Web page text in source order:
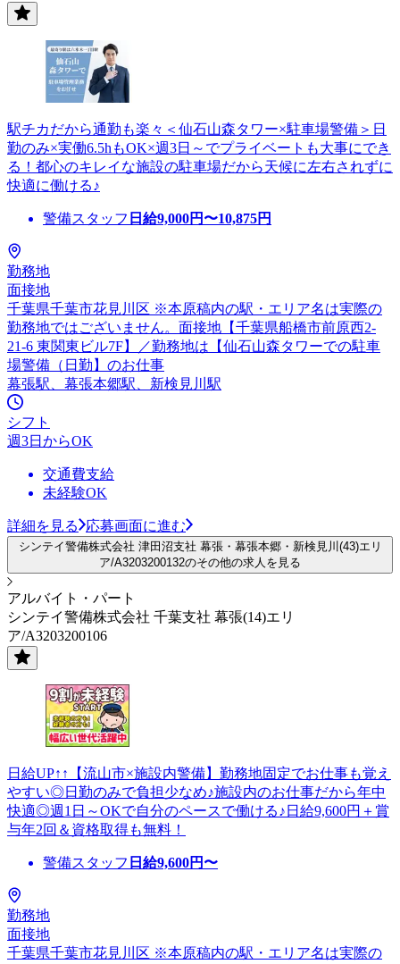
駅チカだから通勤も楽々＜仙石山森タワー×駐車場警備＞日
勤のみ×実働6.5hもOK×週3日～でプライベートも大事にでき
る！都心のキレイな施設の駐車場だから天候に左右されずに
快適に働ける♪
警備スタッフ 日給9,000円〜10,875円
勤務地
面接地
千葉県千葉市花見川区 ※本原稿内の駅・エリア名は実際の
勤務地ではございません。面接地【千葉県船橋市前原西2-
21-6 東関東ビル7F】／勤務地は【仙石山森タワーでの駐車
場警備（日勤】のお仕事
幕張駅、幕張本郷駅、新検見川駅
シフト
週3日からOK
交通費支給
未経験OK
詳細を見る 応募画面に進む
シンテイ警備株式会社 津田沼支社 幕張・幕張本郷・新検見川(43)エリ
ア/A3203200132のその他の求人を見る
アルバイト・パート
シンテイ警備株式会社 千葉支社 幕張(14)エリ
ア/A3203200106
日給UP↑↑【流山市×施設内警備】勤務地固定でお仕事も覚え
やすい◎日勤のみで負担少なめ♪施設内のお仕事だから年中
快適◎週1日～OKで自分のペースで働ける♪日給9,600円＋賞
与年2回＆資格取得も無料！
警備スタッフ 日給9,600円〜
勤務地
面接地
千葉県千葉市花見川区 ※本原稿内の駅・エリア名は実際の